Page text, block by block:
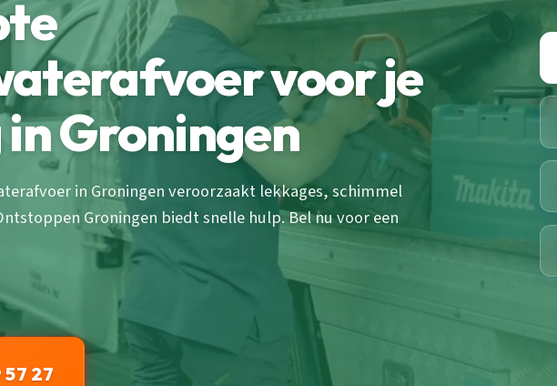
voor je
Groningen
in Groningen veroorzaakt lekkages, schimmel
Groningen biedt snelle hulp. Bel nu voor een
57 27